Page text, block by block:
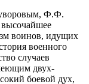
Ф.Ф.
воинов, идущих
военного
случаев
двух-
боевой дух,